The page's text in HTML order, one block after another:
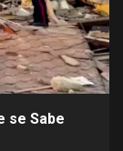
se Sabe